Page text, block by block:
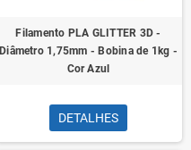
Filamento PLA GLITTER 3D -
Diâmetro 1,75mm - Bobina de 1kg -
Cor Azul
DETALHES